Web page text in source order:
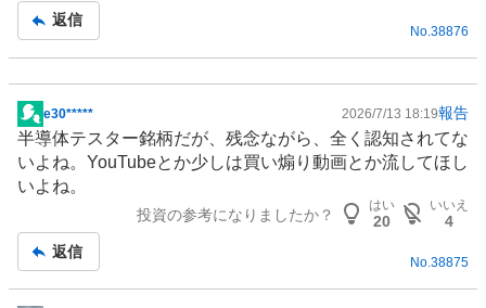
返信
No. 38876
掲
示
板
記
e30***** 2026/7/13 18:19報告
半導体テスター銘柄だが、残念ながら、全く認知されてな
いよね。 YouTubeとか少しは買い煽り動画とか流してほし
いよね。
投資の参考になりましたか？
はい
20
いいえ
4
返信
No.38875